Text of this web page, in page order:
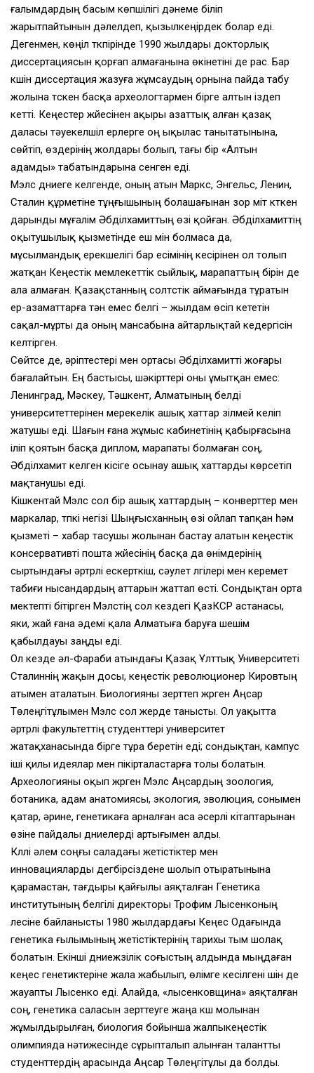
ғалымдардың басым көпшілігі дәнеме біліп
жарытпайтынын дәлелдеп, қызылкеңірдек болар еді.
Дегенмен, көңіл түкпірінде 1990 жылдары докторлық
диссертациясын қорғап алмағанына өкінетіні де рас. Бар
күшін диссертация жазуға жұмсаудың орнына пайда табу
жолына түскен басқа археологтармен бірге алтын іздеп
кетті. Кеңестер жүйесінен ақыры азаттық алған қазақ
даласы тәуекелшіл ерлерге оң ықылас танытатынына,
сөйтіп, өздерінің жолдары болып, тағы бір «Алтын
адамды» табатындарына сенген еді.
Мэлс дүниеге келгенде, оның атын Маркс, Энгельс, Ленин,
Сталин құрметіне тұңғышының болашағынан зор үміт күткен
дарынды мұғалім Әбділхамиттың өзі қойған. Әбділхамиттің
оқытушылық қызметінде еш мін болмаса да,
мұсылмандық ерекшелігі бар есімінің кесірінен ол толып
жатқан Кеңестік мемлекеттік сыйлық, марапаттың бірін де
ала алмаған. Қазақстанның солтүстік аймағында тұратын
ер-азаматтарға тән емес белгі – жылдам өсіп кететін
сақал-мұрты да оның мансабына айтарлықтай кедергісін
келтірген.
Сөйтсе де, әріптестері мен ортасы Әбділхамитті жоғары
бағалайтын. Ең бастысы, шәкірттері оны ұмытқан емес:
Ленинград, Мәскеу, Тәшкент, Алматының белді
университеттерінен мерекелік ашық хаттар үзілмей келіп
жатушы еді. Шағын ғана жұмыс кабинетінің қабырғасына
іліп қоятын басқа диплом, марапаты болмаған соң,
Әбділхамит келген кісіге осынау ашық хаттарды көрсетіп
мақтанушы еді.
Кішкентай Мэлс сол бір ашық хаттардың – конверттер мен
маркалар, түпкі негізі Шыңғысханның өзі ойлап тапқан һәм
қызметі – хабар тасушы жолынан бастау алатын кеңестік
консервативті пошта жүйесінің басқа да өнімдерінің
сыртындағы әртүрлі ескерткіш, сәулет үлгілері мен керемет
табиғи нысандардың аттарын жаттап өсті. Сондықтан орта
мектепті бітірген Мэлстің сол кездегі ҚазКСР астанасы,
яки, жай ғана әдемі қала Алматыға баруға шешім
қабылдауы заңды еді.
Ол кезде әл-Фараби атындағы Қазақ Ұлттық Университеті
Сталиннің жақын досы, кеңестік революционер Кировтың
атымен аталатын. Биологияны зерттеп жүрген Аңсар
Төлеңгітұлымен Мэлс сол жерде танысты. Ол уақытта
әртүрлі факультеттің студенттері университет
жатақханасында бірге тұра беретін еді; сондықтан, кампус
іші қилы идеялар мен пікірталастарға толы болатын.
Археологияны оқып жүрген Мэлс Аңсардың зоология,
ботаника, адам анатомиясы, экология, эволюция, сонымен
қатар, әрине, генетикаға арналған аса әсерлі кітаптарынан
өзіне пайдалы дүниелерді артығымен алды.
Күллі әлем соңғы саладағы жетістіктер мен
инновацияларды дегбірсіздене шолып отыратынына
қарамастан, тағдыры қайғылы аяқталған Генетика
институтының белгілі директоры Трофим Лысенконың
үлесіне байланысты 1980 жылдардағы Кеңес Одағында
генетика ғылымының жетістіктерінің тарихы тым шолақ
болатын. Екінші дүниежүзілік соғыстың алдында мыңдаған
кеңес генетиктеріне жала жабылып, өлімге кесілгені үшін де
жауапты Лысенко еді. Алайда, «лысенковщина» аяқталған
соң, генетика саласын зерттеуге жаңа күш молынан
жұмылдырылған, биология бойынша жалпыкеңестік
олимпияда нәтижесінде сұрыпталып алынған талантты
студенттердің арасында Аңсар Төлеңгітұлы да болды.